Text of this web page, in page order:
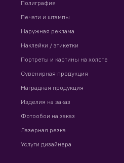
Полиграфия
Печати и штампы
Наружная реклама
Наклейки / этикетки
Портреты и картины на холсте
Сувенирная продукция
Наградная продукция
Изделия на заказ
Фотообои на заказ
Лазерная резка
Услуги дизайнера